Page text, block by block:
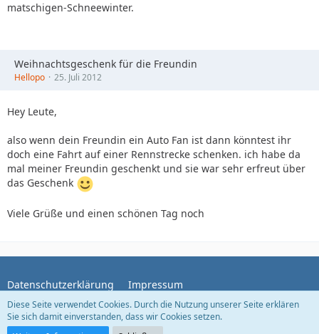
matschigen-Schneewinter.
Weihnachtsgeschenk für die Freundin
Hellopo 25. Juli 2012
Hey Leute,
also wenn dein Freundin ein Auto Fan ist dann könntest ihr
doch eine Fahrt auf einer Rennstrecke schenken. ich habe da
mal meiner Freundin geschenkt und sie war sehr erfreut über
das Geschenk
Viele Grüße und einen schönen Tag noch
Datenschutzerklärung Impressum
Diese Seite verwendet Cookies. Durch die Nutzung unserer Seite erklären
Sie sich damit einverstanden, dass wir Cookies setzen.